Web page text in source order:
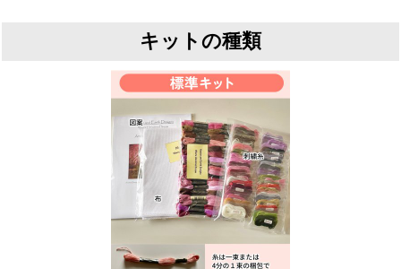
キットの種類